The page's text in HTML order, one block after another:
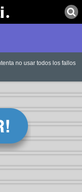
no usar todos los fallos